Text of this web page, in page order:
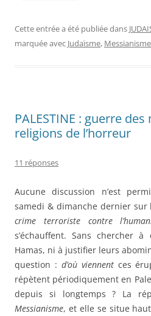
Cette entrée a été publiée dans
marquée avec Judaïsme, Messianisme
PALESTINE : guerre
religions de l’horreur
11 réponses
Aucune discussion n’est
samedi & dimanche dernier sur
crime terroriste contre
s’échauffent. Sans chercher
Hamas, ni à justifier leurs
question : d’où viennentces
répètent périodiquement en
depuis si longtemps ? La
Messianisme, et elle se situe